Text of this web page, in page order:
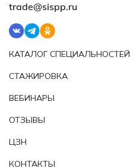
trade@sispp.ru
КАТАЛОГ СПЕЦИАЛЬНОСТЕЙ
СТАЖИРОВКА
ВЕБИНАРЫ
ОТЗЫВЫ
ЦЗН
КОНТАКТЫ